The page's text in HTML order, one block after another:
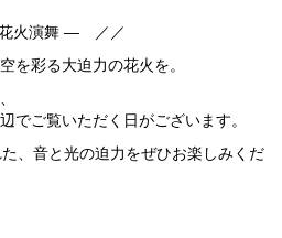
火演舞 ― ／／
を彩る大迫力の花火を。
でご覧いただく日がございます。
、音と光の迫力をぜひお楽しみくだ